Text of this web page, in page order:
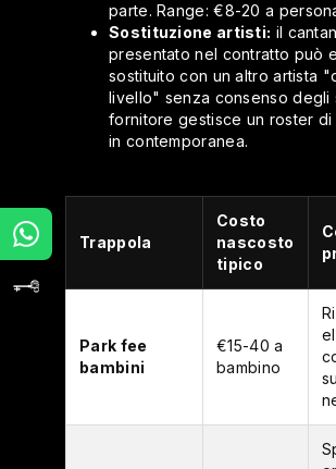
parte. Range: €8-20 a
Sostituzione artisti: il
presentato nel contratto può
sostituito con un altro artista
livello" senza consenso degli
fornitore gestisce un roster di
in contemporanea.
Trappola
Costo
nascosto
tipico
Park fee
bambini
€15-40 a
bambino